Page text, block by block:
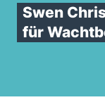
Swen
für